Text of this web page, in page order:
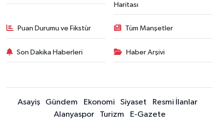
Haritası
Puan Durumu ve Fikstür Tüm Manşetler
Son Dakika Haberleri Haber Arşivi
Asayiş Gündem Ekonomi Siyaset
Resmi İlanlar
Alanyaspor
Turizm E-Gazete